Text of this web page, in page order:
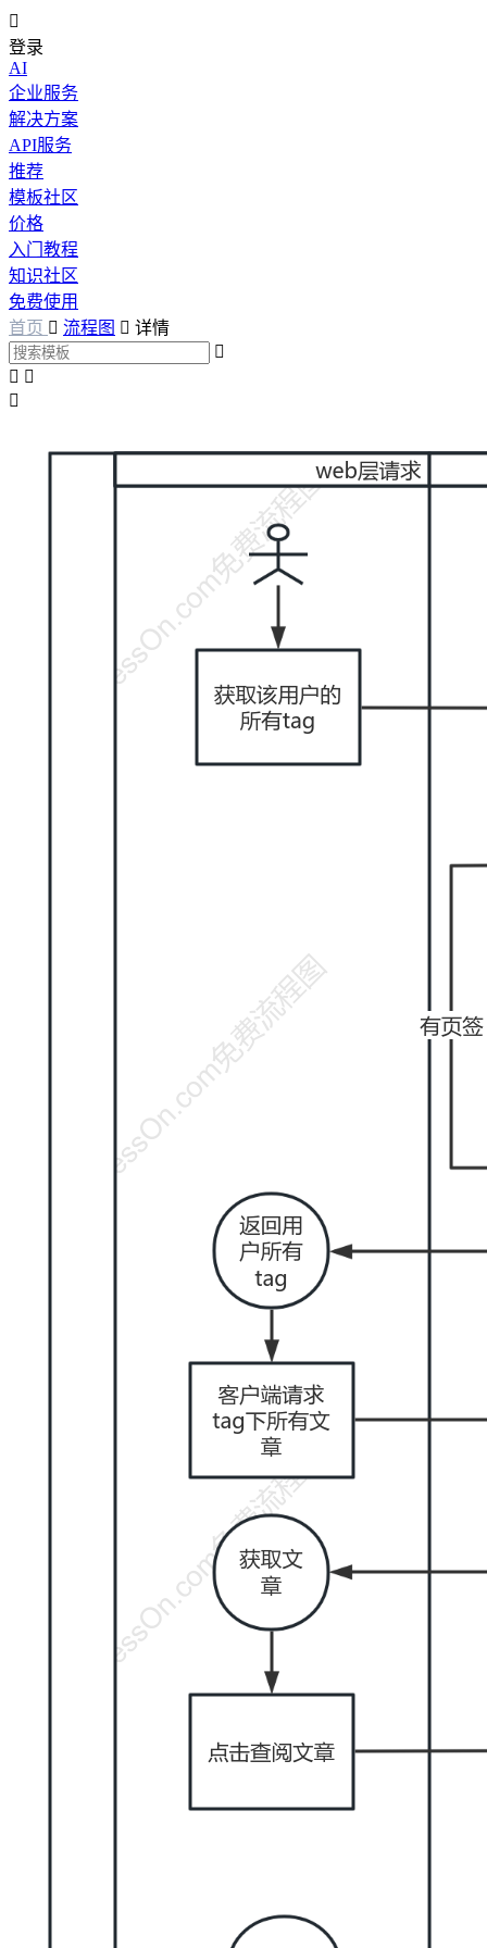

登录
AI
企业服务
解决方案
API服务
推荐
模板社区
价格
入门教程
知识社区
免费使用
首页  流程图  详情

 
